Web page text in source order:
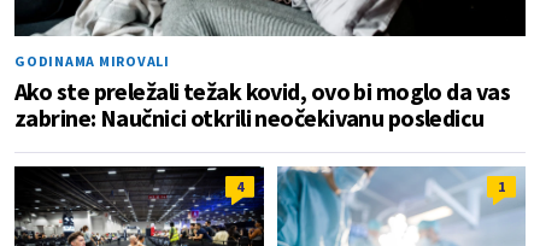
GODINAMA MIROVALI
Ako ste preležali težak kovid, ovo bi moglo da vas
zabrine: Naučnici otkrili neočekivanu posledicu
4 1